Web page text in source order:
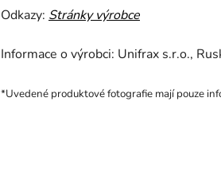
Odkazy: Stránky výrobce
Informace o výrobci: Unifrax s.r.o.,
*Uvedené produktové fotografie mají pouze